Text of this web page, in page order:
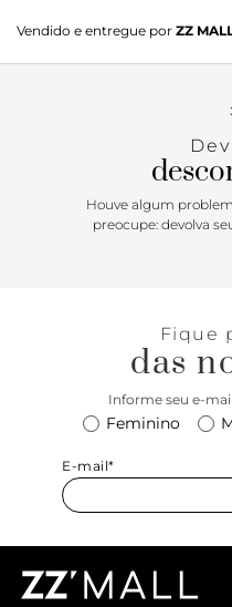
aquele destaque que eleva
e alça em corrente
facilidade. Ideal para
Vendido e entregue por ZZ
Houve algum
preocupe: devolva
Fique
das
Informe seu e-
Feminino
E-mail*